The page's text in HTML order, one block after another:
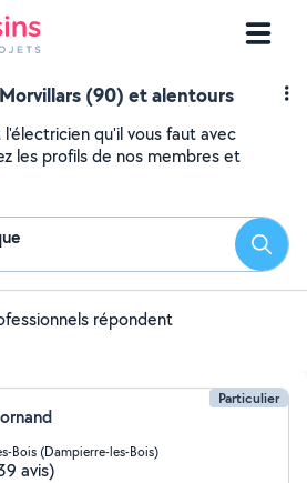
(90) et alentours
qu'il vous faut avec
les profils de nos membres et
répondent
Particulier
Bois (Dampierre-les-Bois)
avis)